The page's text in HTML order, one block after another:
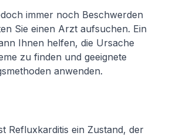
immer noch Beschwerden
Sie einen Arzt aufsuchen. Ein
Ihnen helfen, die Ursache
zu finden und geeignete
anwenden.
Refluxkarditis ein Zustand, der